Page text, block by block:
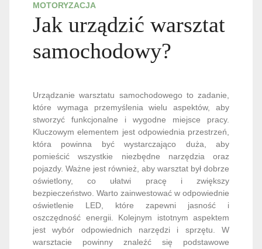
MOTORYZACJA
Jak urządzić warsztat
samochodowy?
Urządzanie warsztatu samochodowego to zadanie,
które wymaga przemyślenia wielu aspektów, aby
stworzyć funkcjonalne i wygodne miejsce pracy.
Kluczowym elementem jest odpowiednia przestrzeń,
która powinna być wystarczająco duża, aby
pomieścić wszystkie niezbędne narzędzia oraz
pojazdy. Ważne jest również, aby warsztat był dobrze
oświetlony, co ułatwi pracę i zwiększy
bezpieczeństwo. Warto zainwestować w odpowiednie
oświetlenie LED, które zapewni jasność i
oszczędność energii. Kolejnym istotnym aspektem
jest wybór odpowiednich narzędzi i sprzętu. W
warsztacie powinny znaleźć się podstawowe